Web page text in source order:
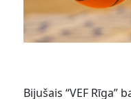
Bijušais “VEF Rīga”